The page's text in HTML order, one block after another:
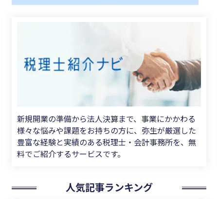
新規開業の準備から法人決算まで、事業にかかわる
様々な悩みや課題をお持ちの方に、弥生が厳選した
豊富な経験と実績のある税理士・会計事務所を、無
料でご紹介するサービスです。
人気記事ランキング